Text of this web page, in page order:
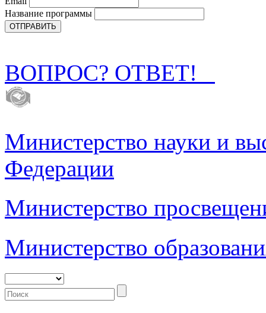
Название программы
ВОПРОС? ОТВЕТ!
Министерство науки и
Федерации
Министерство
Министерство